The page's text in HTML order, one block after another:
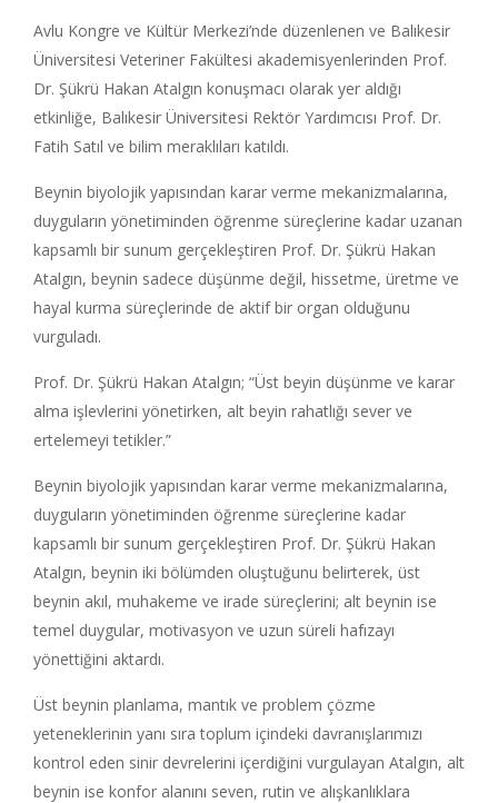
Avlu Kongre ve Kültür Merkezi’nde düzenlenen ve Balıkesir
Üniversitesi Veteriner Fakültesi akademisyenlerinden Prof.
Dr. Şükrü Hakan Atalgın konuşmacı olarak yer aldığı
etkinliğe, Balıkesir Üniversitesi Rektör Yardımcısı Prof. Dr.
Fatih Satıl ve bilim meraklıları katıldı.
Beynin biyolojik yapısından karar verme mekanizmalarına,
duyguların yönetiminden öğrenme süreçlerine kadar uzanan
kapsamlı bir sunum gerçekleştiren Prof. Dr. Şükrü Hakan
Atalgın, beynin sadece düşünme değil, hissetme, üretme ve
hayal kurma süreçlerinde de aktif bir organ olduğunu
vurguladı.
Prof. Dr. Şükrü Hakan Atalgın; “Üst beyin düşünme ve karar
alma işlevlerini yönetirken, alt beyin rahatlığı sever ve
ertelemeyi tetikler.”
Beynin biyolojik yapısından karar verme mekanizmalarına,
duyguların yönetiminden öğrenme süreçlerine kadar
kapsamlı bir sunum gerçekleştiren Prof. Dr. Şükrü Hakan
Atalgın, beynin iki bölümden oluştuğunu belirterek, üst
beynin akıl, muhakeme ve irade süreçlerini; alt beynin ise
temel duygular, motivasyon ve uzun süreli hafızayı
yönettiğini aktardı.
Üst beynin planlama, mantık ve problem çözme
yeteneklerinin yanı sıra toplum içindeki davranışlarımızı
kontrol eden sinir devrelerini içerdiğini vurgulayan Atalgın, alt
beynin ise konfor alanını seven, rutin ve alışkanlıklara